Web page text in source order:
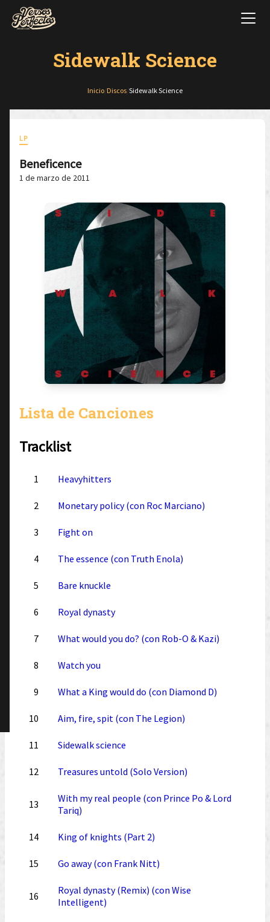
Sidewalk Science
Inicio Discos Sidewalk Science
LP
Beneficence
1 de marzo de 2011
Lista de Canciones
Tracklist
1 Heavyhitters
2 Monetary policy (con Roc Marciano)
3 Fight on
4 The essence (con Truth Enola)
5 Bare knuckle
6 Royal dynasty
7 What would you do? (con Rob-O & Kazi)
8 Watch you
9 What a King would do (con Diamond D)
10 Aim, fire, spit (con The Legion)
11 Sidewalk science
12 Treasures untold (Solo Version)
13
With my real people (con Prince Po & Lord
Tariq)
14 King of knights (Part 2)
15 Go away (con Frank Nitt)
16
Royal dynasty (Remix) (con Wise
Intelligent)